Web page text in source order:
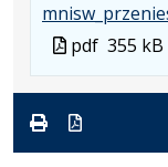
pdf
kB
w
Plik
formacie
pdf 355 kB